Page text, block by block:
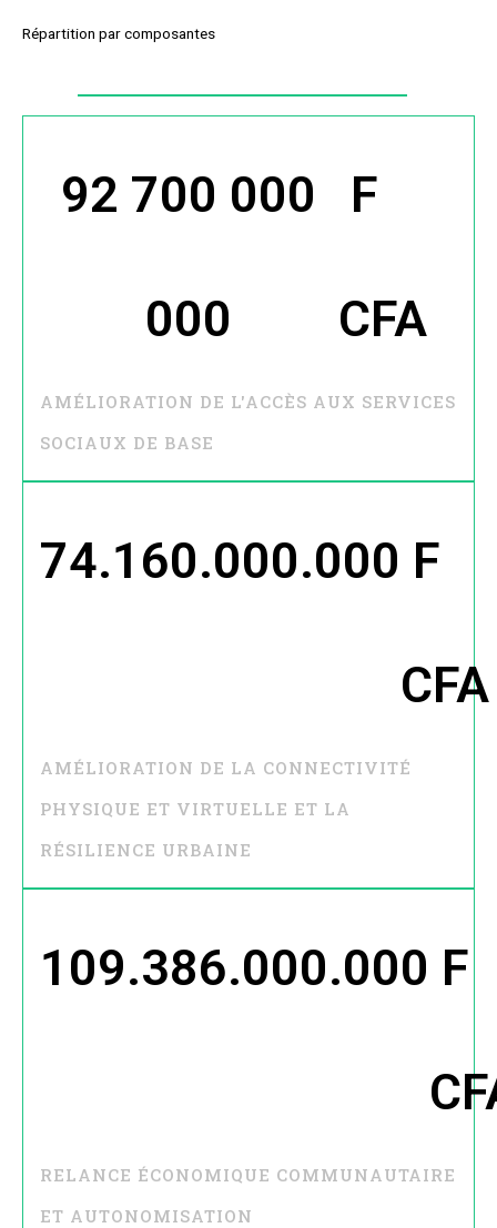
Répartition par composantes
AMÉLIORATION DE L'ACCÈS AUX SERVICES
SOCIAUX DE BASE
92 700 000
000 CFA
AMÉLIORATION DE LA CONNECTIVITÉ
PHYSIQUE ET VIRTUELLE ET LA
RÉSILIENCE URBAINE
74.160.000.000
CFA
RELANCE ÉCONOMIQUE COMMUNAUTAIRE
ET AUTONOMISATION
109.386.000.000